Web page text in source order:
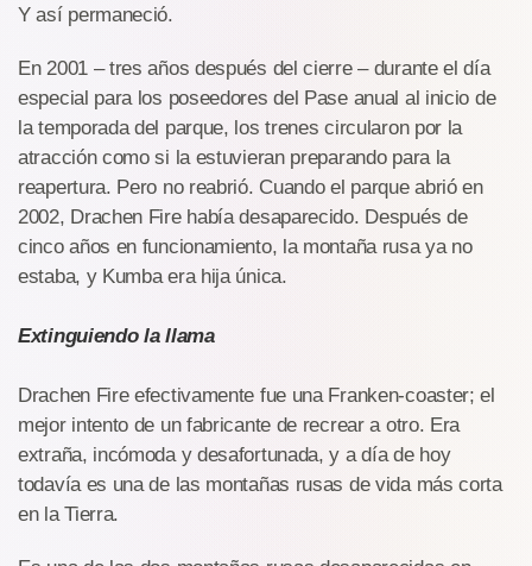
Y así permaneció.
En 2001 – tres años después del cierre – durante el día
especial para los poseedores del Pase anual al inicio de
la temporada del parque, los trenes circularon por la
atracción como si la estuvieran preparando para la
reapertura. Pero no reabrió. Cuando el parque abrió en
2002, Drachen Fire había desaparecido. Después de
cinco años en funcionamiento, la montaña rusa ya no
estaba, y Kumba era hija única.
Extinguiendo la llama
Drachen Fire efectivamente fue una Franken-coaster; el
mejor intento de un fabricante de recrear a otro. Era
extraña, incómoda y desafortunada, y a día de hoy
todavía es una de las montañas rusas de vida más corta
en la Tierra.